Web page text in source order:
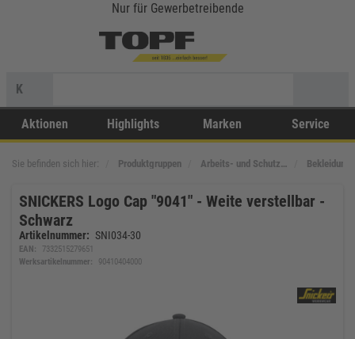
Nur für Gewerbetreibende
K
Aktionen Highlights Marken Service
Sie befinden sich hier: Produktgruppen Arbeits- und Schutz… Bekleidung
SNICKERS Logo Cap "9041" - Weite verstellbar -
Schwarz
Artikelnummer: SNI034-30
EAN:
7332515279651
Werksartikelnummer:
90410404000